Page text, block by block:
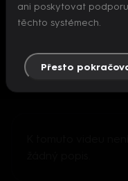
Nepodařilo
ani poskytovat
těchto systémech.
Přesto